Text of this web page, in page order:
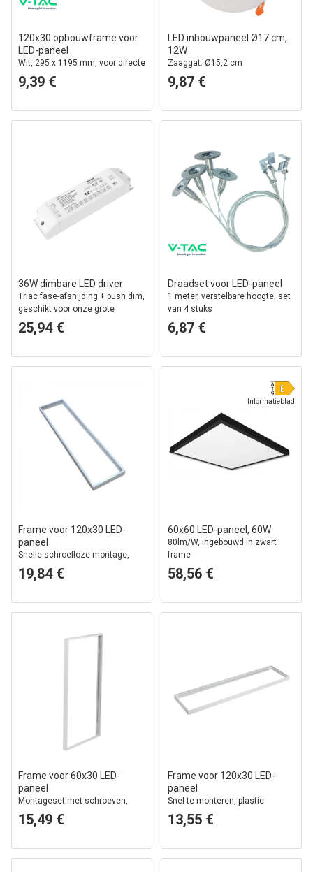
120x30 opbouwframe voor
LED-paneel
Wit, 295 x 1195 mm, voor directe
montage aan het plafond
9,39 €
LED inbouwpaneel Ø17 cm,
12W
Zaaggat: Ø15,2 cm
9,87 €
36W dimbare LED driver
Triac fase-afsnijding + push dim,
geschikt voor onze grote
29W+36W LED panelen
25,94 €
Draadset voor LED-paneel
1 meter, verstelbare hoogte, set
van 4 stuks
6,87 €
Frame voor 120x30 LED-
paneel
Snelle schroefloze montage,
witte rand
19,84 €
Informatieblad
60x60 LED-paneel, 60W
80lm/W, ingebouwd in zwart
frame
58,56 €
Frame voor 60x30 LED-
paneel
Montageset met schroeven,
witte rand
15,49 €
Frame voor 120x30 LED-
paneel
Snel te monteren, plastic
hoeken, zonder zichtbare
schroeven, witte rand
13,55 €